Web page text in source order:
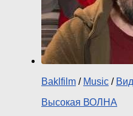
Baklfilm / Music /
Высокая ВОЛНА